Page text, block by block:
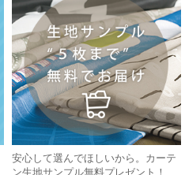
安心して選んでほしいから。カーテ
ン生地サンプル無料プレゼント！